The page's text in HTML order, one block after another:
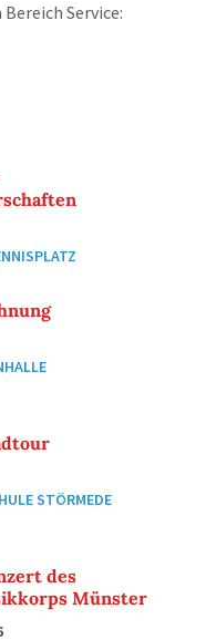
Service:
STÖRMEDE
des
Münster